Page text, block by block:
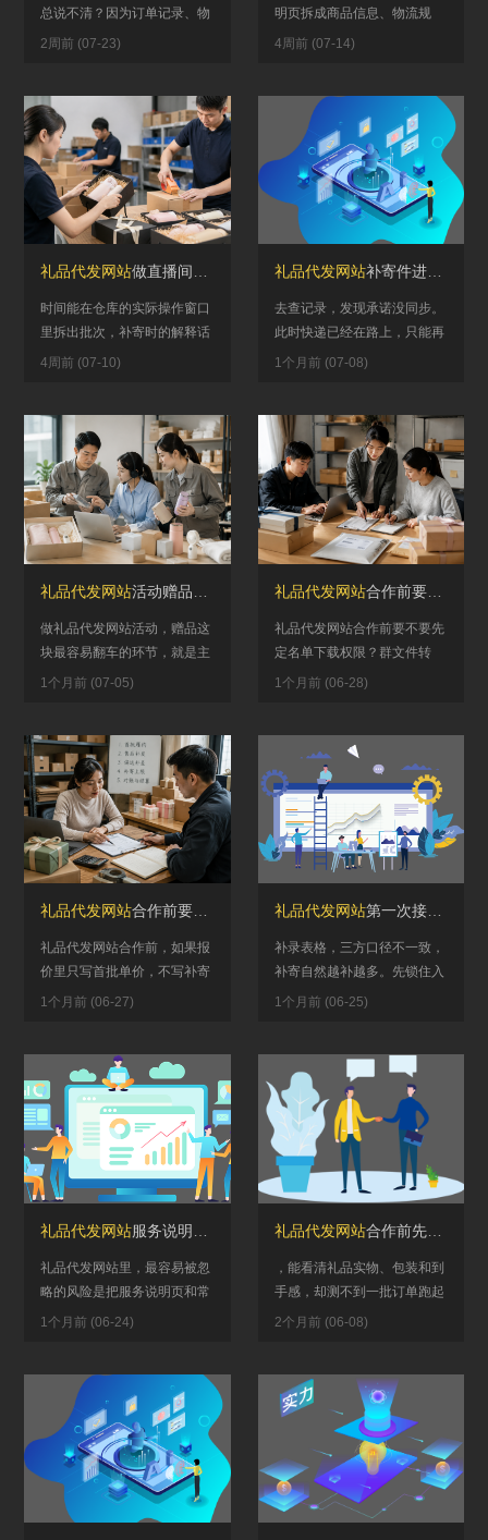
总说不清？因为订单记录、物
流轨迹和客户沟通记录往往不
2周前 (07-23)
明页拆成商品信息、物流规
则、售后边界和异常处理四
4周前 (07-14)
礼品代发网站做直播间抽奖赠品到底适不适合？中奖核验、发放窗口和补寄解释决定了后面要扛多少压力
时间能在仓库的实际操作窗口
里拆出批次，补寄时的解释话
术能做到一句话说清不绕弯，
4周前 (07-10)
礼品代发网站补寄件进仓后还能换礼品吗？批次锁定、替代范围和客服承诺要一起核
去查记录，发现承诺没同步。
此时快递已经在路上，只能再
发一次补寄，双倍成本。更严
1个月前 (07-08)
礼品代发网站活动赠品，替代款到底要不要提前定？看完这4点再决定
做礼品代发网站活动，赠品这
块最容易翻车的环节，就是主
款一缺货才临时找替代款。这
1个月前 (07-05)
礼品代发网站合作前要不要先定名单下载权限？群文件转存、回传导出和售后留档别默认共用
礼品代发网站合作前要不要先
定名单下载权限？群文件转
存、回传导出和售后留档别默
1个月前 (06-28)
礼品代发网站合作前要不要把补寄上限先写进报价？首批履约、售后补发和偏远补差别等月底再补
礼品代发网站合作前，如果报
价里只写首批单价，不写补寄
上限、偏远补差和售后补发触
1个月前 (06-27)
礼品代发网站第一次接拉新赠品单，后面补寄为什么会越滚越多？名单来源、发放节奏和领取规则常常前后不一
补录表格，三方口径不一致，
补寄自然越补越多。先锁住入
口、批次和截止时间，补寄量
1个月前 (06-25)
礼品代发网站服务说明页和常见问题页怎么分工？首页承接、专题承接和售后入口不能打架
礼品代发网站里，最容易被忽
略的风险是把服务说明页和常
见问题页写成两份重复的清
1个月前 (06-24)
礼品代发网站合作前先试样还是先试一批真实名单？回传速度、补寄概率和客服解释成本一起看
，能看清礼品实物、包装和到
手感，却测不到一批订单跑起
来后的回传速度、补寄概率和
2个月前 (06-08)